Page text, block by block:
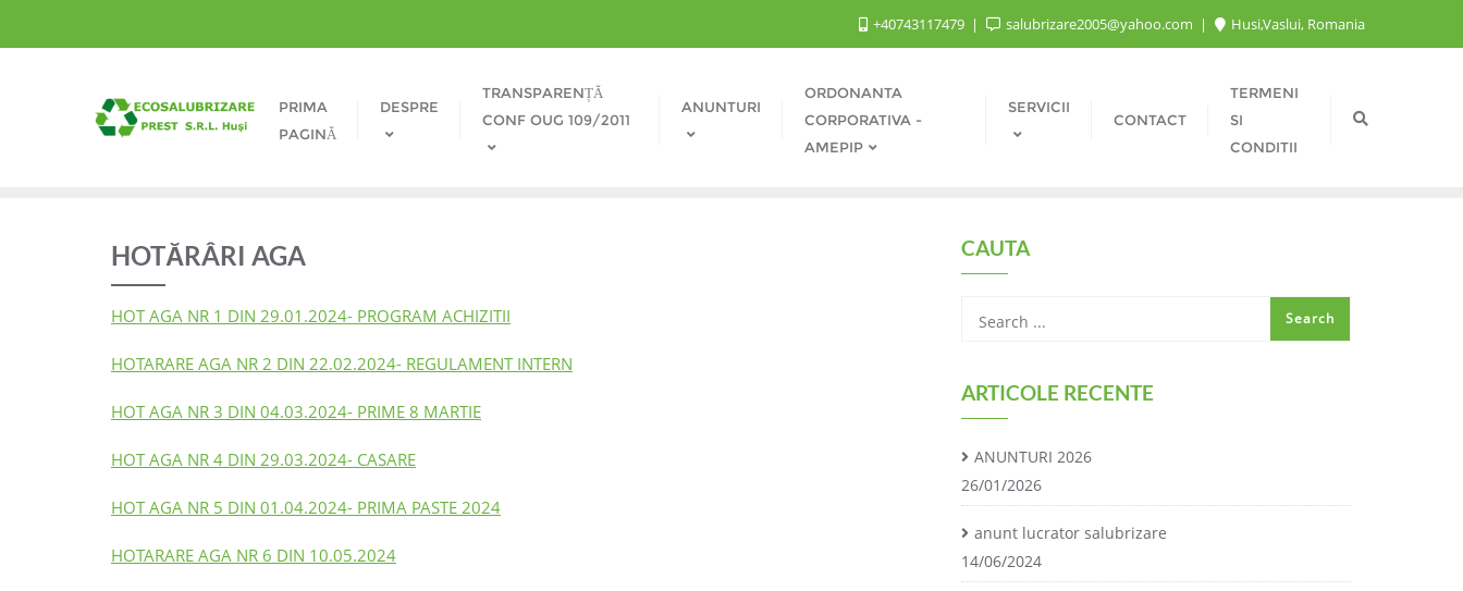
+40743117479 salubrizare2005@yahoo.com Husi,Vaslui, Romania
PRIMA
PAGINĂ
DESPRE
TRANSPARENȚĂ
CONF OUG 109/2011
ANUNTURI
ORDONANTA
CORPORATIVA -
AMEPIP
SERVICII
CONTACT
TERMENI
SI
CONDITII
HOTĂRÂRI AGA
HOT AGA NR 1 DIN 29.01.2024- PROGRAM ACHIZITII
HOTARARE AGA NR 2 DIN 22.02.2024- REGULAMENT INTERN
HOT AGA NR 3 DIN 04.03.2024- PRIME 8 MARTIE
HOT AGA NR 4 DIN 29.03.2024- CASARE
HOT AGA NR 5 DIN 01.04.2024- PRIMA PASTE 2024
HOTARARE AGA NR 6 DIN 10.05.2024
CAUTA
ARTICOLE RECENTE
ANUNTURI 2026
26/01/2026
anunt lucrator salubrizare
14/06/2024